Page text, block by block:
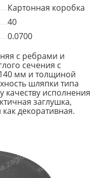
Картонная коробка
40
0.0700
с ребрами и
сечения с
мм и толщиной
шляпки типа
качеству исполнения
заглушка,
декоративная.